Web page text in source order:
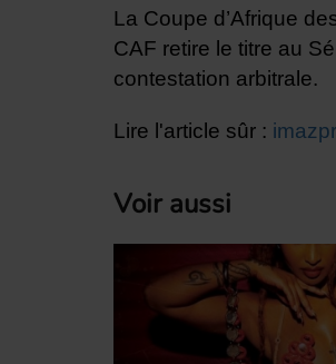
La Coupe d’Afrique
CAF retire le titre au
contestation arbitrale.
Lire l'article sûr :
Voir aussi